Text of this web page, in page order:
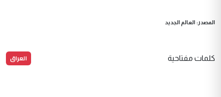
المصدر: العالم الجديد
كلمات مفتاحية العراق